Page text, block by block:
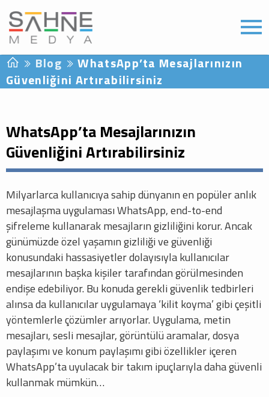
Blog
WhatsApp’ta Mesajlarınızın
Güvenliğini Artırabilirsiniz
WhatsApp’ta Mesajlarınızın
Güvenliğini Artırabilirsiniz
Milyarlarca kullanıcıya sahip dünyanın en popüler anlık
mesajlaşma uygulaması WhatsApp, end-to-end
şifreleme kullanarak mesajların gizliliğini korur. Ancak
günümüzde özel yaşamın gizliliği ve güvenliği
konusundaki hassasiyetler dolayısıyla kullanıcılar
mesajlarının başka kişiler tarafından görülmesinden
endişe edebiliyor. Bu konuda gerekli güvenlik tedbirleri
alınsa da kullanıcılar uygulamaya ‘kilit koyma’ gibi çeşitli
yöntemlerle çözümler arıyorlar. Uygulama, metin
mesajları, sesli mesajlar, görüntülü aramalar, dosya
paylaşımı ve konum paylaşımı gibi özellikler içeren
WhatsApp’ta uyulacak bir takım ipuçlarıyla daha güvenli
kullanmak mümkün…